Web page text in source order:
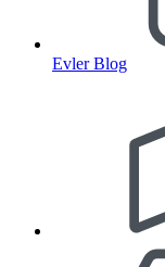
Evler Blog